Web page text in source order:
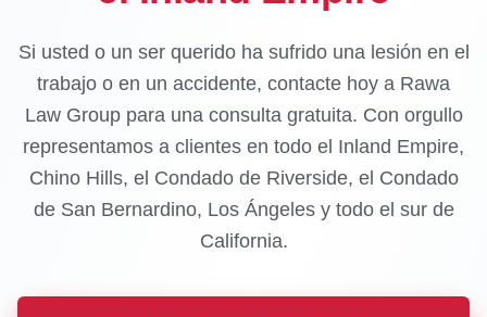
Si usted o un ser querido ha sufrido una lesión en el
trabajo o en un accidente, contacte hoy a Rawa
Law Group para una consulta gratuita. Con orgullo
representamos a clientes en todo el Inland Empire,
Chino Hills, el Condado de Riverside, el Condado
de San Bernardino, Los Ángeles y todo el sur de
California.